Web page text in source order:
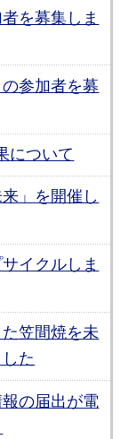
を募集しま
参加者を募
について
」を開催し
イクルしま
笠間焼を未
た
の届出が電